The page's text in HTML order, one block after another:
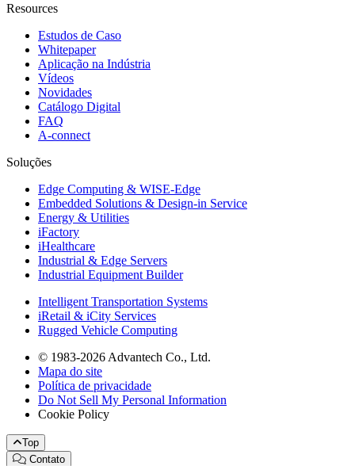
Resources
Estudos de Caso
Whitepaper
Aplicação na Indústria
Vídeos
Novidades
Catálogo Digital
FAQ
A-connect
Soluções
Edge Computing & WISE-Edge
Embedded Solutions & Design-in Service
Energy & Utilities
iFactory
iHealthcare
Industrial & Edge Servers
Industrial Equipment Builder
Intelligent Transportation Systems
iRetail & iCity Services
Rugged Vehicle Computing
© 1983-2026 Advantech Co., Ltd.
Mapa do site
Política de privacidade
Do Not Sell My Personal Information
Cookie Policy
Top
Contato